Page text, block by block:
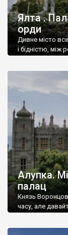
Ялта .
орди
Дивне місто
і бідністю, між
Алупка.
палац
Князь
часу, але